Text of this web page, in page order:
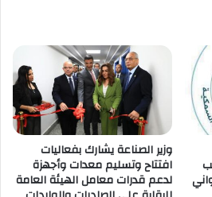
وزير الصناعة يشارك بفعاليات
افتتاح وتسليم معدات وأجهزة
لدعم قدرات معامل الهيئة العامة